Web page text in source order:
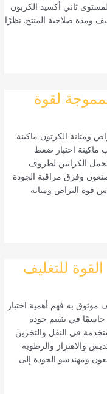
ثاني أكسيد الكربون
ومدة صلاحية المنتج. نظرًا
لقوة
ومتانة الكرتون ماكينة
ماكينة اختبار ضغط
الكراتين لظروف
وفرق مراقبة الجودة
قوة التراص ومتانة
للتغليف
به فهم أهمية اختبار
في تقييم جودة
في النقل والتخزين
والاهتزاز والرطوبة
ومهندسو الجودة إلى